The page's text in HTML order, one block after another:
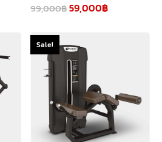
99,000฿59,000฿
Sale!